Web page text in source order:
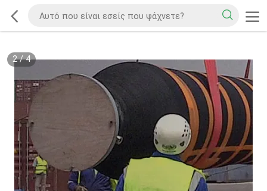
2/4